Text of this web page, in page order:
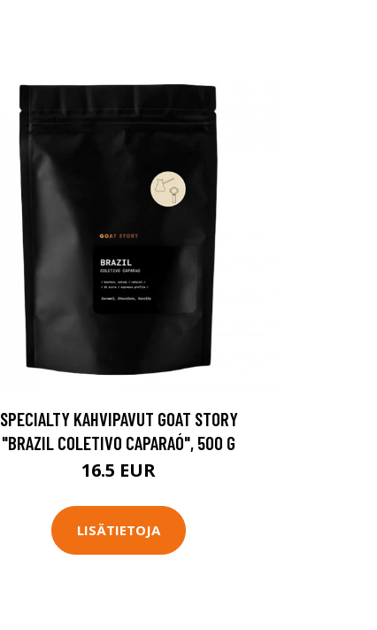
SPECIALTY KAHVIPAVUT GOAT STORY
"BRAZIL COLETIVO CAPARAÓ", 500 G
16.5 EUR
LISÄTIETOJA